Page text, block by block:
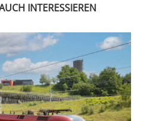
INTERESSIEREN